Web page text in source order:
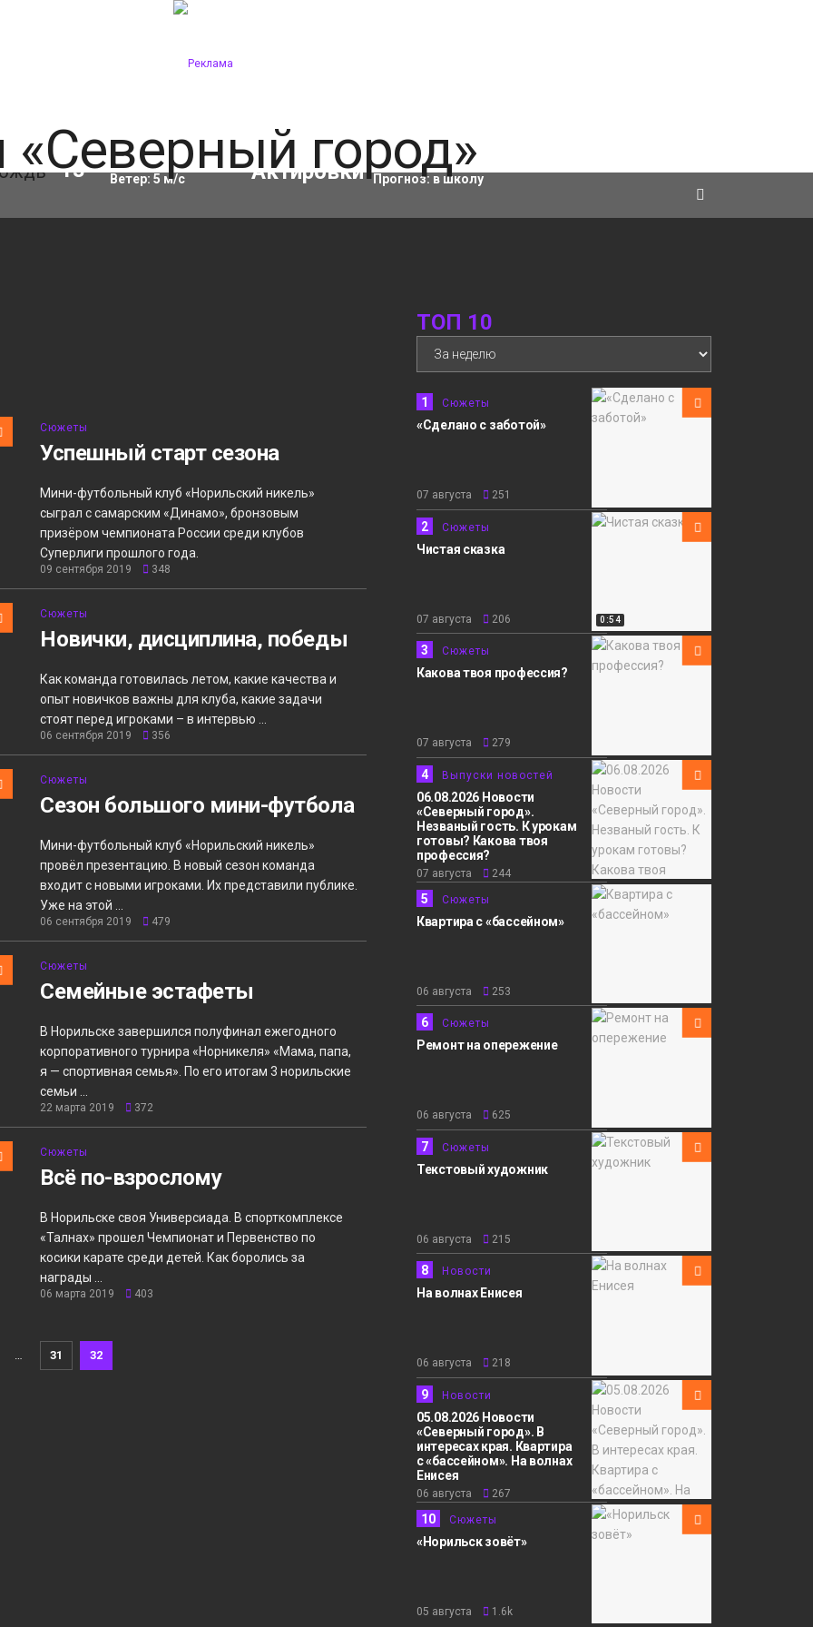
13°C Влажность:69
Ветер: 5 м/с
Актировки
Прогноз: в школу
Сюжеты
Успешный старт сезона
Мини-футбольный клуб «Норильский никель»
сыграл с самарским «Динамо», бронзовым
призёром чемпионата России среди клубов
Суперлиги прошлого года.
09 сентября 2019 348
Сюжеты
Новички, дисциплина, победы
Как команда готовилась летом, какие качества и
опыт новичков важны для клуба, какие задачи
стоят перед игроками – в интервью ...
06 сентября 2019 356
Сюжеты
Сезон большого мини-футбола
Мини-футбольный клуб «Норильский никель»
провёл презентацию. В новый сезон команда
входит с новыми игроками. Их представили публике.
Уже на этой ...
06 сентября 2019 479
Сюжеты
Семейные эстафеты
В Норильске завершился полуфинал ежегодного
корпоративного турнира «Норникеля» «Мама, папа,
я — спортивная семья». По его итогам 3 норильские
семьи ...
22 марта 2019 372
Сюжеты
Всё по-взрослому
В Норильске своя Универсиада. В спорткомплексе
«Талнах» прошел Чемпионат и Первенство по
косики карате среди детей. Как боролись за
награды ...
06 марта 2019 403
… 31 32
ТОП 10
1 Сюжеты
«Сделано с заботой»
07 августа 251
0:54
2 Сюжеты
Чистая сказка
07 августа 206
3 Сюжеты
Какова твоя профессия?
07 августа 279
4 Выпуски новостей
06.08.2026 Новости
«Северный город».
Незваный гость. К урокам
готовы? Какова твоя
профессия?
07 августа 244
5 Сюжеты
Квартира с «бассейном»
06 августа 253
6 Сюжеты
Ремонт на опережение
06 августа 625
7 Сюжеты
Текстовый художник
06 августа 215
8 Новости
На волнах Енисея
06 августа 218
9 Новости
05.08.2026 Новости
«Северный город». В
интересах края. Квартира
с «бассейном». На волнах
Енисея
06 августа 267
10 Сюжеты
«Норильск зовёт»
05 августа 1.6k